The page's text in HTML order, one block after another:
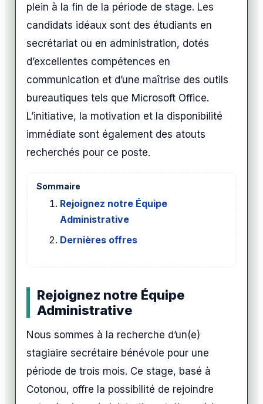
plein à la fin de la période de stage. Les
candidats idéaux sont des étudiants en
secrétariat ou en administration, dotés
d’excellentes compétences en
communication et d’une maîtrise des outils
bureautiques tels que Microsoft Office.
L’initiative, la motivation et la disponibilité
immédiate sont également des atouts
recherchés pour ce poste.
Sommaire
Rejoignez notre Équipe
Administrative
Dernières offres
Rejoignez notre Équipe
Administrative
Nous sommes à la recherche d’un(e)
stagiaire secrétaire bénévole pour une
période de trois mois. Ce stage, basé à
Cotonou, offre la possibilité de rejoindre